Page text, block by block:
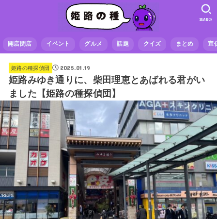
開店閉店 イベント グルメ 話題 クイズ まとめ 宣
SEARCH
姫路の種探偵団 2025.01.19
姫路みゆき通りに、柴田理恵とあばれる君がい
ました【姫路の種探偵団】